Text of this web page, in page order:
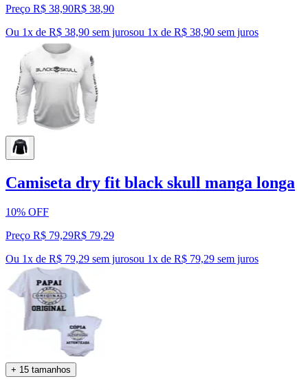
Preço R$ 38,90R$ 38,90
Ou 1x de R$ 38,90 sem jurosou 1x de R$ 38,90 sem juros
Camiseta dry fit black skull manga longa
10% OFF
Preço R$ 79,29R$ 79,29
Ou 1x de R$ 79,29 sem jurosou 1x de R$ 79,29 sem juros
+ 15 tamanhos